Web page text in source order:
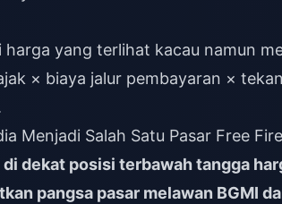
harga yang terlihat kacau namun
× biaya jalur pembayaran ×
Menjadi Salah Satu Pasar Free
di dekat posisi terbawah tangga
pangsa pasar melawan BGMI